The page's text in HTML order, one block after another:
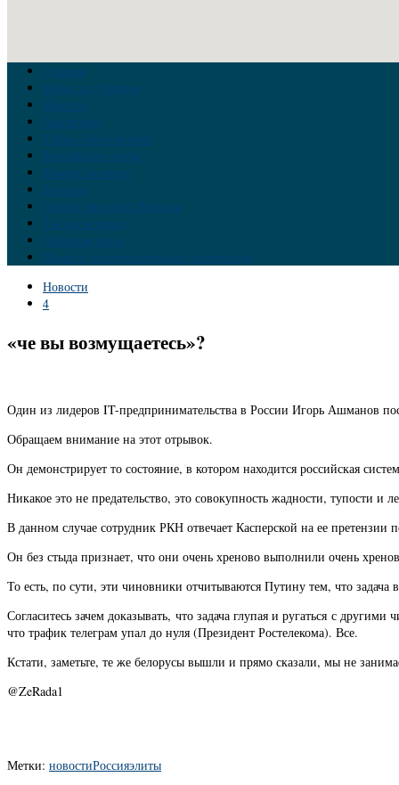
Главная
Война на Украине
Новости
Аналитика
Тайны Геополитики
Российские элиты
Теория заговора
Украина
Новый Мировой Порядок
Тайны истории
Обратная связь
Правила комментирования материалов
Новости
4
«че вы возмущаетесь»?
Один из лидеров IT-предпринимательства в России Игорь Ашманов
Обращаем внимание на этот отрывок.
Он демонстрирует то состояние, в котором находится российская
Никакое это не предательство, это совокупность жадности, тупости
В данном случае сотрудник РКН отвечает Касперской на ее претензии
Он без стыда признает, что они очень хреново выполнили очень
То есть, по сути, эти чиновники отчитываются Путину тем, что
Согласитесь зачем доказывать, что задача глупая и ругаться с
что трафик телеграм упал до нуля (Президент Ростелекома). Все.
Кстати, заметьте, те же белорусы вышли и прямо сказали, мы не
@ZeRada1
Метки: новостиРоссияэлиты